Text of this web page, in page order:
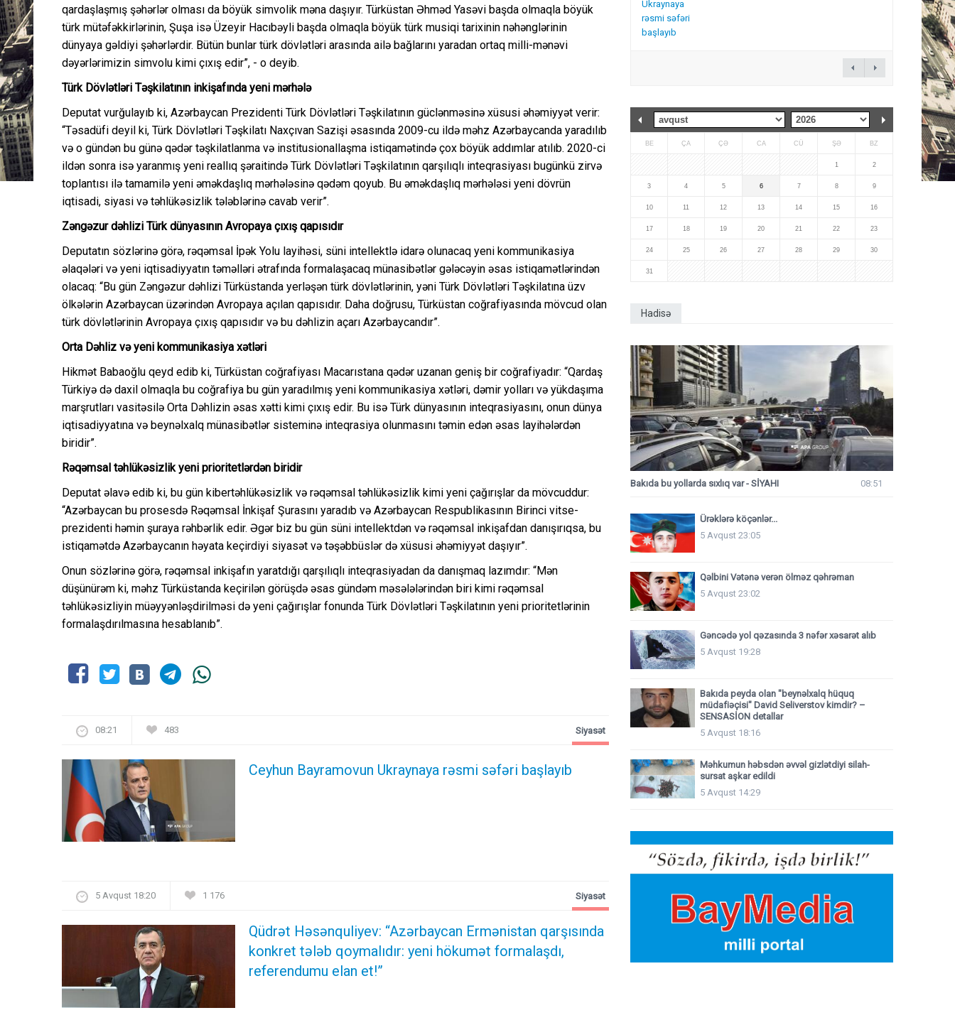
qardaşlaşmış şəhərlər olması da böyük simvolik məna daşıyır. Türküstan Əhməd Yasəvi başda olmaqla böyük
türk mütəfəkkirlərinin, Şuşa isə Üzeyir Hacıbəyli başda olmaqla böyük türk musiqi tarixinin nəhənglərinin
dünyaya gəldiyi şəhərlərdir. Bütün bunlar türk dövlətləri arasında ailə bağlarını yaradan ortaq milli-mənəvi
dəyərlərimizin simvolu kimi çıxış edir”, - o deyib.
Türk Dövlətləri Təşkilatının inkişafında yeni mərhələ
Deputat vurğulayıb ki, Azərbaycan Prezidenti Türk Dövlətləri Təşkilatının güclənməsinə xüsusi əhəmiyyət verir:
“Təsadüfi deyil ki, Türk Dövlətləri Təşkilatı Naxçıvan Sazişi əsasında 2009-cu ildə məhz Azərbaycanda yaradılıb
və o gündən bu günə qədər təşkilatlanma və institusionallaşma istiqamətində çox böyük addımlar atılıb. 2020-ci
ildən sonra isə yaranmış yeni reallıq şəraitində Türk Dövlətləri Təşkilatının qarşılıqlı inteqrasiyası bugünkü zirvə
toplantısı ilə tamamilə yeni əməkdaşlıq mərhələsinə qədəm qoyub. Bu əməkdaşlıq mərhələsi yeni dövrün
iqtisadi, siyasi və təhlükəsizlik tələblərinə cavab verir”.
Zəngəzur dəhlizi Türk dünyasının Avropaya çıxış qapısıdır
Deputatın sözlərinə görə, rəqəmsal İpək Yolu layihəsi, süni intellektlə idarə olunacaq yeni kommunikasiya
əlaqələri və yeni iqtisadiyyatın təməlləri ətrafında formalaşacaq münasibətlər gələcəyin əsas istiqamətlərindən
olacaq: “Bu gün Zəngəzur dəhlizi Türküstanda yerləşən türk dövlətlərinin, yəni Türk Dövlətləri Təşkilatına üzv
ölkələrin Azərbaycan üzərindən Avropaya açılan qapısıdır. Daha doğrusu, Türküstan coğrafiyasında mövcud olan
türk dövlətlərinin Avropaya çıxış qapısıdır və bu dəhlizin açarı Azərbaycandır”.
Orta Dəhliz və yeni kommunikasiya xətləri
Hikmət Babaoğlu qeyd edib ki, Türküstan coğrafiyası Macarıstana qədər uzanan geniş bir coğrafiyadır: “Qardaş
Türkiyə də daxil olmaqla bu coğrafiya bu gün yaradılmış yeni kommunikasiya xətləri, dəmir yolları və yükdaşıma
marşrutları vasitəsilə Orta Dəhlizin əsas xətti kimi çıxış edir. Bu isə Türk dünyasının inteqrasiyasını, onun dünya
iqtisadiyyatına və beynəlxalq münasibətlər sisteminə inteqrasiya olunmasını təmin edən əsas layihələrdən
biridir”.
Rəqəmsal təhlükəsizlik yeni prioritetlərdən biridir
Deputat əlavə edib ki, bu gün kibertəhlükəsizlik və rəqəmsal təhlükəsizlik kimi yeni çağırışlar da mövcuddur:
“Azərbaycan bu prosesdə Rəqəmsal İnkişaf Şurasını yaradıb və Azərbaycan Respublikasının Birinci vitse-
prezidenti həmin şuraya rəhbərlik edir. Əgər biz bu gün süni intellektdən və rəqəmsal inkişafdan danışırıqsa, bu
istiqamətdə Azərbaycanın həyata keçirdiyi siyasət və təşəbbüslər də xüsusi əhəmiyyət daşıyır”.
Onun sözlərinə görə, rəqəmsal inkişafın yaratdığı qarşılıqlı inteqrasiyadan da danışmaq lazımdır: “Mən
düşünürəm ki, məhz Türküstanda keçirilən görüşdə əsas gündəm məsələlərindən biri kimi rəqəmsal
təhlükəsizliyin müəyyənləşdirilməsi də yeni çağırışlar fonunda Türk Dövlətləri Təşkilatının yeni prioritetlərinin
formalaşdırılmasına hesablanıb”.
08:21 483
Ceyhun Bayramovun Ukraynaya rəsmi səfəri başlayıb
Siyasət
5 Avqust 18:20 1 176
Qüdrət Həsənquliyev: “Azərbaycan Ermənistan qarşısında
konkret tələb qoymalıdır: yeni hökumət formalaşdı,
referendumu elan et!”
Siyasət
BE ÇA ÇƏ CA CÜ ŞƏ BZ
1 2
3 4 5 6 7 8 9
10 11 12 13 14 15 16
17 18 19 20 21 22 23
24 25 26 27 28 29 30
31
Hadisə
Bakıda bu yollarda sıxlıq var - SİYAHI 08:51
Ürəklərə köçənlər...
5 Avqust 23:05
Qəlbini Vətənə verən ölməz qəhrəman
5 Avqust 23:02
Gəncədə yol qəzasında 3 nəfər xəsarət alıb
5 Avqust 19:28
Bakıda peyda olan "beynəlxalq hüquq
müdafiəçisi" David Seliverstov kimdir? –
SENSASİON detallar
5 Avqust 18:16
Məhkumun həbsdən əvvəl gizlətdiyi silah-
sursat aşkar edildi
5 Avqust 14:29